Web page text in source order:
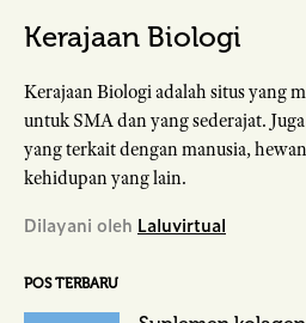
Kerajaan Biologi
Kerajaan Biologi adalah situs yang
untuk SMA dan yang sederajat.
yang terkait dengan manusia,
kehidupan yang lain.
Dilayani oleh Laluvirtual
POS TERBARU